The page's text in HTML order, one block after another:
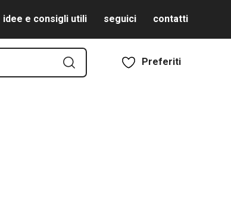
idee e consigli utili seguici contatti
Preferiti